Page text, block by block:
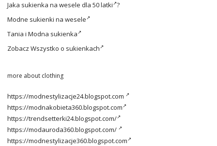
Jaka sukienka na wesele dla 50 latki ?
Modne sukienki na wesele
Tania i Modna sukienka
Zobacz Wszystko o sukienkach
more about clothing
https://modnestylizacje24.blogspot.com
https://modnakobieta360.blogspot.com
https://trendsetterki24.blogspot.com/
https://modauroda360.blogspot.com/
https://modnestylizacje360.blogspot.com